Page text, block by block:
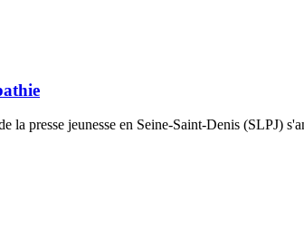
presse jeunesse en Seine-Saint-Denis (SLPJ)